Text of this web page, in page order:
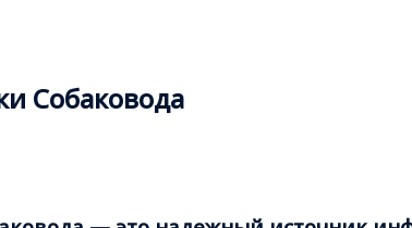
Собаковода